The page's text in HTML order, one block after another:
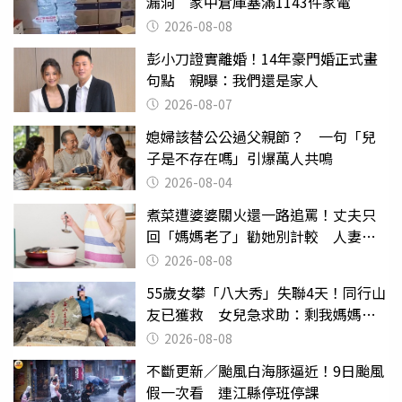
2026-08-08
彭小刀證實離婚！14年豪門婚正式畫
句點 親曝：我們還是家人
2026-08-07
媳婦該替公公過父親節？ 一句「兒
子是不存在嗎」引爆萬人共鳴
2026-08-04
煮菜遭婆婆關火還一路追罵！丈夫只
回「媽媽老了」勸她別計較 人妻超
崩潰：我像台傭
2026-08-08
55歲女攀「八大秀」失聯4天！同行山
友已獲救 女兒急求助：剩我媽媽還
沒找到
2026-08-08
不斷更新／颱風白海豚逼近！9日颱風
假一次看 連江縣停班停課